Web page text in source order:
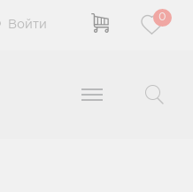
Войти
0